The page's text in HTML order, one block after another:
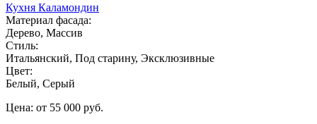
Кухня Каламондин
Материал фасада:
Дерево, Массив
Стиль:
Итальянский, Под старину, Эксклюзивные
Цвет:
Белый, Серый
Цена: от 55 000 руб.